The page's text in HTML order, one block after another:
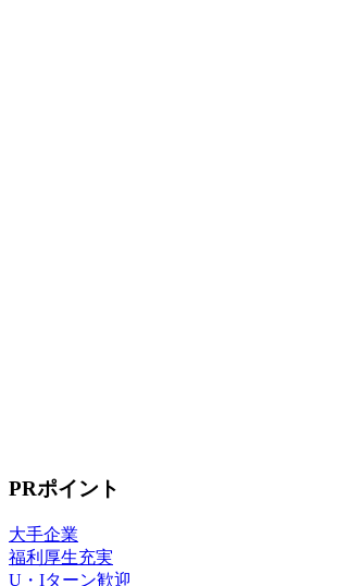
PRポイント
大手企業
福利厚生充実
U・Iターン歓迎